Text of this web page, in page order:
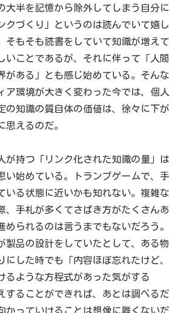
大半を記憶から除外してしまう自分に
クづくり」というのは読んでいて嬉し
そもそも読書をしていて知識が増えて
いことであるが、それに伴って「人間
がある」とも感じ始めている。そんな
ア環境が大きく変わった今では、個人
の知識の質自体の価値は、徐々に下が
思えるのだ。
が持つ「リンク化された知識の量」は
い始めている。トランプゲームで、手
いる状態に近いかも知れない。複雑な
、手札が多くてさばき方がたくさんあ
められるのは言うまでもないだろう。
製品の設計をしていたとして、ある物
にした時でも「内容ほぼ忘れたけど、
るような方程式があった気がする
ることができれば、あとは調べるだ
かっていけることは想像に難くないだ